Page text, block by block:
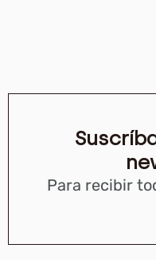
Para recibir